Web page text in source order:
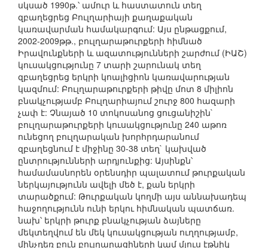
սկսած 1990թ.՝ ամուր և հաստատուն տեղ
զբաղեցրեց Բուլղարիայի քաղաքական
կառավարման համակարգում: Այս ընթացքում,
2002-2009թթ., բուլղարաթուրքերի հիմնած
Իրավունքների և ազատությունների շարժում (ԻԱՇ)
կուսակցությունը 7 տարի շարունակ տեղ
զբաղեցրեց երկրի կոալիցիոն կառավարության
կազմում: Բուլղարաթուրքերի թիվը մոտ 8 միլիոն
բնակչությամբ Բուլղարիայում շուրջ 800 հազարի
չափ է: Չնայած 10 տոկոսանոց ցուցանիշին`
բուլղարաթուրքերի կուսակցությունը 240 աթոռ
ունեցող բուլղարական խորհրդարանում
զբաղեցնում է միջինը 30-38 տեղ` կախված
ընտրությունների արդյունքից: Այսինքն՝
համամասնորեն օրենսդիր պալատում թուրքական
ներկայությունն ավելի մեծ է, քան երկրի
տարածքում: Թուրքական կողմի այս աննախադեպ
հաջողությունն ունի երկու հիմնական պատճառ.
նախ՝ երկրի թուրք բնակչության ձայները
մեկտեղվում են մեկ կուսակցության ուղղությամբ,
մինչդեռ բուն բուլղարացիների կամ մյուս էթնիկ